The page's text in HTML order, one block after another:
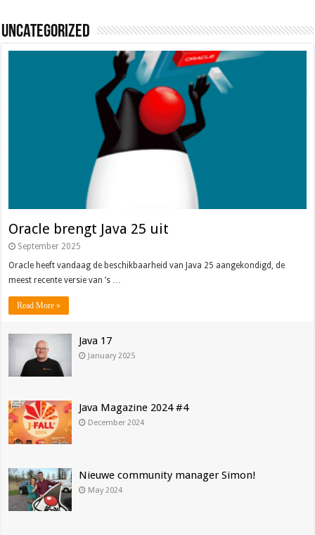
Uncategorized
Oracle brengt Java 25 uit
September 2025
Oracle heeft vandaag de beschikbaarheid van Java 25 aangekondigd, de
meest recente versie van ’s …
Read More »
Java 17
January 2025
Java Magazine 2024 #4
December 2024
Nieuwe community manager Simon!
May 2024